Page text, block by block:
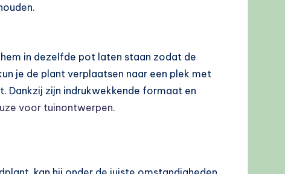
in dezelfde pot laten staan zodat de
je de plant verplaatsen naar een plek met
Dankzij zijn indrukwekkende formaat en
voor tuinontwerpen.